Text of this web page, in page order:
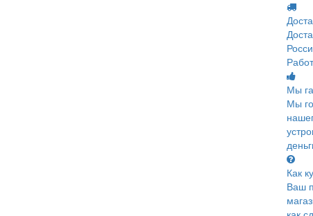
Мы
Мы
Как
Ваш